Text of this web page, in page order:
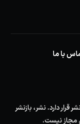
با ما
دارد. نشر، بازنشر
مجاز نیست.